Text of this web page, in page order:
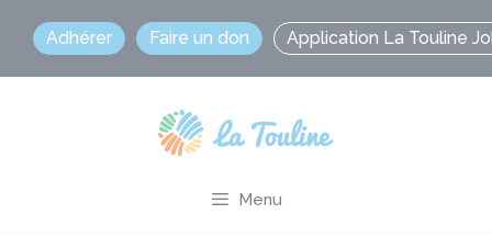
contenu
Adhérer Faire un don Application La Touline
Menu